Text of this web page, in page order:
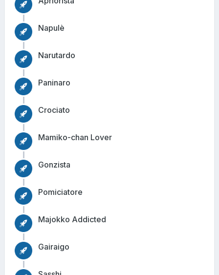
Napulè
Narutardo
Paninaro
Crociato
Mamiko-chan Lover
Gonzista
Pomiciatore
Majokko Addicted
Gairaigo